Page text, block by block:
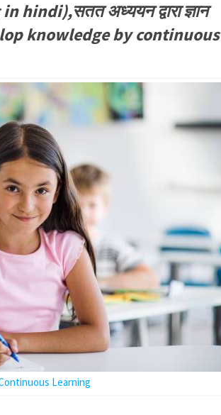
अध्ययन द्वारा ज्ञान
knowledge by continuous
Learning